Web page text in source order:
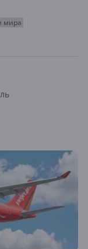
мира